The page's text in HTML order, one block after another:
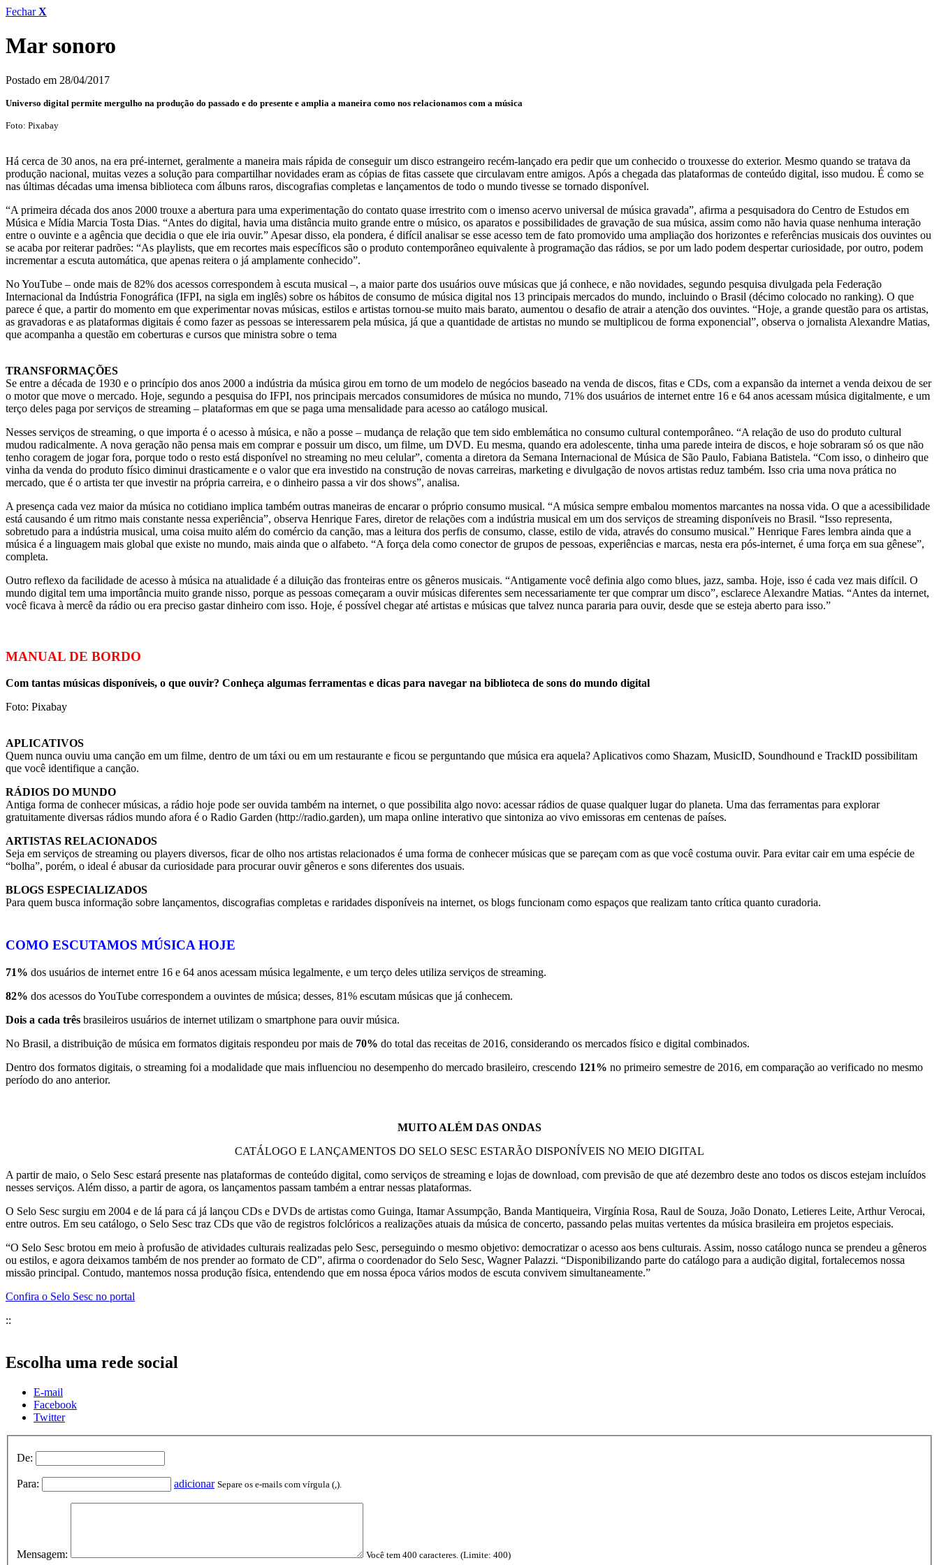
FecharX
Mar sonoro
Postado em 28/04/2017
Universo digital permite mergulho na produção do passado e do presente e amplia a maneira como nos relacionamos com a música
Foto: Pixabay
Há cerca de 30 anos, na era pré-internet, geralmente a maneira mais rápida de conseguir um disco estrangeiro recém-lançado era pedir que um conhecido o trouxesse do exterior. Mesmo quando se tratava da
produção nacional, muitas vezes a solução para compartilhar novidades eram as cópias de fitas cassete que circulavam entre amigos. Após a chegada das plataformas de conteúdo digital, isso mudou. É como se
nas últimas décadas uma imensa biblioteca com álbuns raros, discografias completas e lançamentos de todo o mundo tivesse se tornado disponível.
“A primeira década dos anos 2000 trouxe a abertura para uma experimentação do contato quase irrestrito com o imenso acervo universal de música gravada”, afirma a pesquisadora do Centro de Estudos em
Música e Mídia Marcia Tosta Dias. “Antes do digital, havia uma distância muito grande entre o músico, os aparatos e possibilidades de gravação de sua música, assim como não havia quase nenhuma interação
entre o ouvinte e a agência que decidia o que ele iria ouvir.” Apesar disso, ela pondera, é difícil analisar se esse acesso tem de fato promovido uma ampliação dos horizontes e referências musicais dos ouvintes ou
se acaba por reiterar padrões: “As playlists, que em recortes mais específicos são o produto contemporâneo equivalente à programação das rádios, se por um lado podem despertar curiosidade, por outro, podem
incrementar a escuta automática, que apenas reitera o já amplamente conhecido”.
No YouTube – onde mais de 82% dos acessos correspondem à escuta musical –, a maior parte dos usuários ouve músicas que já conhece, e não novidades, segundo pesquisa divulgada pela Federação
Internacional da Indústria Fonográfica (IFPI, na sigla em inglês) sobre os hábitos de consumo de música digital nos 13 principais mercados do mundo, incluindo o Brasil (décimo colocado no ranking). O que
parece é que, a partir do momento em que experimentar novas músicas, estilos e artistas tornou-se muito mais barato, aumentou o desafio de atrair a atenção dos ouvintes. “Hoje, a grande questão para os artistas,
as gravadoras e as plataformas digitais é como fazer as pessoas se interessarem pela música, já que a quantidade de artistas no mundo se multiplicou de forma exponencial”, observa o jornalista Alexandre Matias,
que acompanha a questão em coberturas e cursos que ministra sobre o tema
TRANSFORMAÇÕES
Se entre a década de 1930 e o princípio dos anos 2000 a indústria da música girou em torno de um modelo de negócios baseado na venda de discos, fitas e CDs, com a expansão da internet a venda deixou de ser
o motor que move o mercado. Hoje, segundo a pesquisa do IFPI, nos principais mercados consumidores de música no mundo, 71% dos usuários de internet entre 16 e 64 anos acessam música digitalmente, e um
terço deles paga por serviços de streaming – plataformas em que se paga uma mensalidade para acesso ao catálogo musical.
Nesses serviços de streaming, o que importa é o acesso à música, e não a posse – mudança de relação que tem sido emblemática no consumo cultural contemporâneo. “A relação de uso do produto cultural
mudou radicalmente. A nova geração não pensa mais em comprar e possuir um disco, um filme, um DVD. Eu mesma, quando era adolescente, tinha uma parede inteira de discos, e hoje sobraram só os que não
tenho coragem de jogar fora, porque todo o resto está disponível no streaming no meu celular”, comenta a diretora da Semana Internacional de Música de São Paulo, Fabiana Batistela. “Com isso, o dinheiro que
vinha da venda do produto físico diminui drasticamente e o valor que era investido na construção de novas carreiras, marketing e divulgação de novos artistas reduz também. Isso cria uma nova prática no
mercado, que é o artista ter que investir na própria carreira, e o dinheiro passa a vir dos shows”, analisa.
A presença cada vez maior da música no cotidiano implica também outras maneiras de encarar o próprio consumo musical. “A música sempre embalou momentos marcantes na nossa vida. O que a acessibilidade
está causando é um ritmo mais constante nessa experiência”, observa Henrique Fares, diretor de relações com a indústria musical em um dos serviços de streaming disponíveis no Brasil. “Isso representa,
sobretudo para a indústria musical, uma coisa muito além do comércio da canção, mas a leitura dos perfis de consumo, classe, estilo de vida, através do consumo musical.” Henrique Fares lembra ainda que a
música é a linguagem mais global que existe no mundo, mais ainda que o alfabeto. “A força dela como conector de grupos de pessoas, experiências e marcas, nesta era pós-internet, é uma força em sua gênese”,
completa.
Outro reflexo da facilidade de acesso à música na atualidade é a diluição das fronteiras entre os gêneros musicais. “Antigamente você definia algo como blues, jazz, samba. Hoje, isso é cada vez mais difícil. O
mundo digital tem uma importância muito grande nisso, porque as pessoas começaram a ouvir músicas diferentes sem necessariamente ter que comprar um disco”, esclarece Alexandre Matias. “Antes da internet,
você ficava à mercê da rádio ou era preciso gastar dinheiro com isso. Hoje, é possível chegar até artistas e músicas que talvez nunca pararia para ouvir, desde que se esteja aberto para isso.”
MANUAL DE BORDO
Com tantas músicas disponíveis, o que ouvir? Conheça algumas ferramentas e dicas para navegar na biblioteca de sons do mundo digital
Foto: Pixabay
APLICATIVOS
Quem nunca ouviu uma canção em um filme, dentro de um táxi ou em um restaurante e ficou se perguntando que música era aquela? Aplicativos como Shazam, MusicID, Soundhound e TrackID possibilitam
que você identifique a canção.
RÁDIOS DO MUNDO
Antiga forma de conhecer músicas, a rádio hoje pode ser ouvida também na internet, o que possibilita algo novo: acessar rádios de quase qualquer lugar do planeta. Uma das ferramentas para explorar
gratuitamente diversas rádios mundo afora é o Radio Garden (http://radio.garden), um mapa online interativo que sintoniza ao vivo emissoras em centenas de países.
ARTISTAS RELACIONADOS
Seja em serviços de streaming ou players diversos, ficar de olho nos artistas relacionados é uma forma de conhecer músicas que se pareçam com as que você costuma ouvir. Para evitar cair em uma espécie de
“bolha”, porém, o ideal é abusar da curiosidade para procurar ouvir gêneros e sons diferentes dos usuais.
BLOGS ESPECIALIZADOS
Para quem busca informação sobre lançamentos, discografias completas e raridades disponíveis na internet, os blogs funcionam como espaços que realizam tanto crítica quanto curadoria.
COMO ESCUTAMOS MÚSICA HOJE
71% dos usuários de internet entre 16 e 64 anos acessam música legalmente, e um terço deles utiliza serviços de streaming.
82% dos acessos do YouTube correspondem a ouvintes de música; desses, 81% escutam músicas que já conhecem.
Dois a cada três brasileiros usuários de internet utilizam o smartphone para ouvir música.
No Brasil, a distribuição de música em formatos digitais respondeu por mais de 70% do total das receitas de 2016, considerando os mercados físico e digital combinados.
Dentro dos formatos digitais, o streaming foi a modalidade que mais influenciou no desempenho do mercado brasileiro, crescendo 121% no primeiro semestre de 2016, em comparação ao verificado no mesmo
período do ano anterior.
MUITO ALÉM DAS ONDAS
CATÁLOGO E LANÇAMENTOS DO SELO SESC ESTARÃO DISPONÍVEIS NO MEIO DIGITAL
A partir de maio, o Selo Sesc estará presente nas plataformas de conteúdo digital, como serviços de streaming e lojas de download, com previsão de que até dezembro deste ano todos os discos estejam incluídos
nesses serviços. Além disso, a partir de agora, os lançamentos passam também a entrar nessas plataformas.
O Selo Sesc surgiu em 2004 e de lá para cá já lançou CDs e DVDs de artistas como Guinga, Itamar Assumpção, Banda Mantiqueira, Virgínia Rosa, Raul de Souza, João Donato, Letieres Leite, Arthur Verocai,
entre outros. Em seu catálogo, o Selo Sesc traz CDs que vão de registros folclóricos a realizações atuais da música de concerto, passando pelas muitas vertentes da música brasileira em projetos especiais.
“O Selo Sesc brotou em meio à profusão de atividades culturais realizadas pelo Sesc, perseguindo o mesmo objetivo: democratizar o acesso aos bens culturais. Assim, nosso catálogo nunca se prendeu a gêneros
ou estilos, e agora deixamos também de nos prender ao formato de CD”, afirma o coordenador do Selo Sesc, Wagner Palazzi. “Disponibilizando parte do catálogo para a audição digital, fortalecemos nossa
missão principal. Contudo, mantemos nossa produção física, entendendo que em nossa época vários modos de escuta convivem simultaneamente.”
Confira o Selo Sesc no portal
::
Escolha uma rede social
E-mail
Facebook
Twitter
De:
Para: adicionar Separe os e-mails com vírgula (,).
Mensagem: Você tem 400 caracteres. (Limite: 400)